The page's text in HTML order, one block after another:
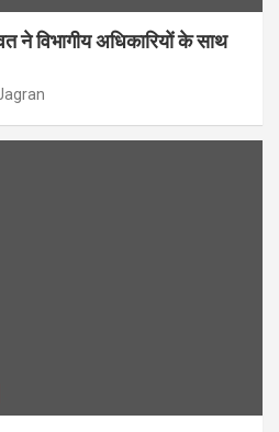
ने विभागीय अधिकारियों के साथ